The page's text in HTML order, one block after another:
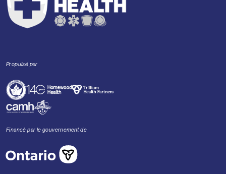
Propulsé par
Financé par le gouvernement de